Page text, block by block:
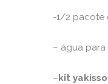
-1/2 pacote
– água
–kit